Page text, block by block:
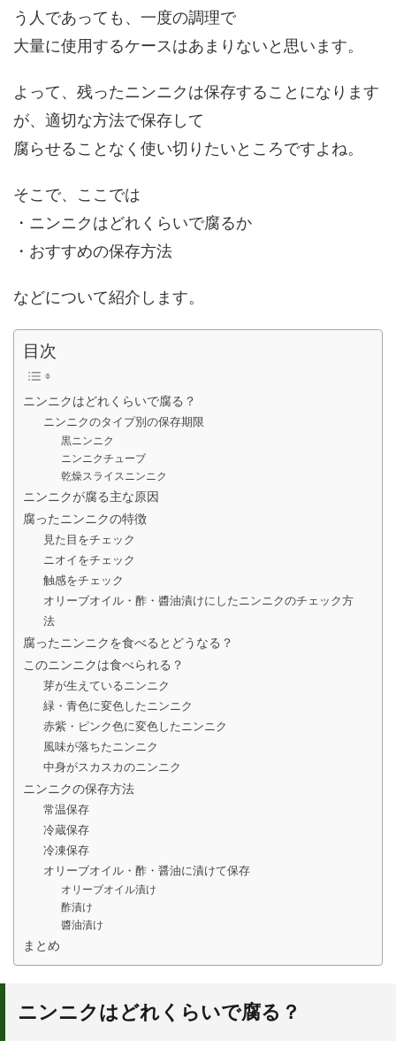
う人であっても、一度の調理で
大量に使用するケースはあまりないと思います。
よって、残ったニンニクは保存することになります
が、適切な方法で保存して
腐らせることなく使い切りたいところですよね。
そこで、ここでは
・ニンニクはどれくらいで腐るか
・おすすめの保存方法
などについて紹介します。
目次
ニンニクはどれくらいで腐る？
ニンニクのタイプ別の保存期限
黒ニンニク
ニンニクチューブ
乾燥スライスニンニク
ニンニクが腐る主な原因
腐ったニンニクの特徴
見た目をチェック
ニオイをチェック
触感をチェック
オリーブオイル・酢・醬油漬けにしたニンニクのチェック方
法
腐ったニンニクを食べるとどうなる？
このニンニクは食べられる？
芽が生えているニンニク
緑・青色に変色したニンニク
赤紫・ピンク色に変色したニンニク
風味が落ちたニンニク
中身がスカスカのニンニク
ニンニクの保存方法
常温保存
冷蔵保存
冷凍保存
オリーブオイル・酢・醤油に漬けて保存
オリーブオイル漬け
酢漬け
醬油漬け
まとめ
ニンニクはどれくらいで腐る？